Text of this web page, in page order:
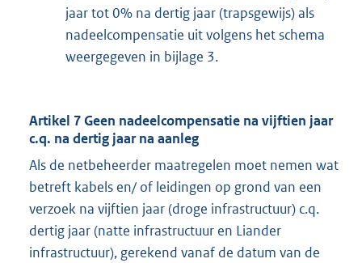
jaar tot 0% na dertig jaar (trapsgewijs) als
nadeelcompensatie uit volgens het schema
weergegeven in bijlage 3.
Artikel 7 Geen nadeelcompensatie na vijftien jaar
c.q. na dertig jaar na aanleg
Als de netbeheerder maatregelen moet nemen wat
betreft kabels en/ of leidingen op grond van een
verzoek na vijftien jaar (droge infrastructuur) c.q.
dertig jaar (natte infrastructuur en Liander
infrastructuur), gerekend vanaf de datum van de